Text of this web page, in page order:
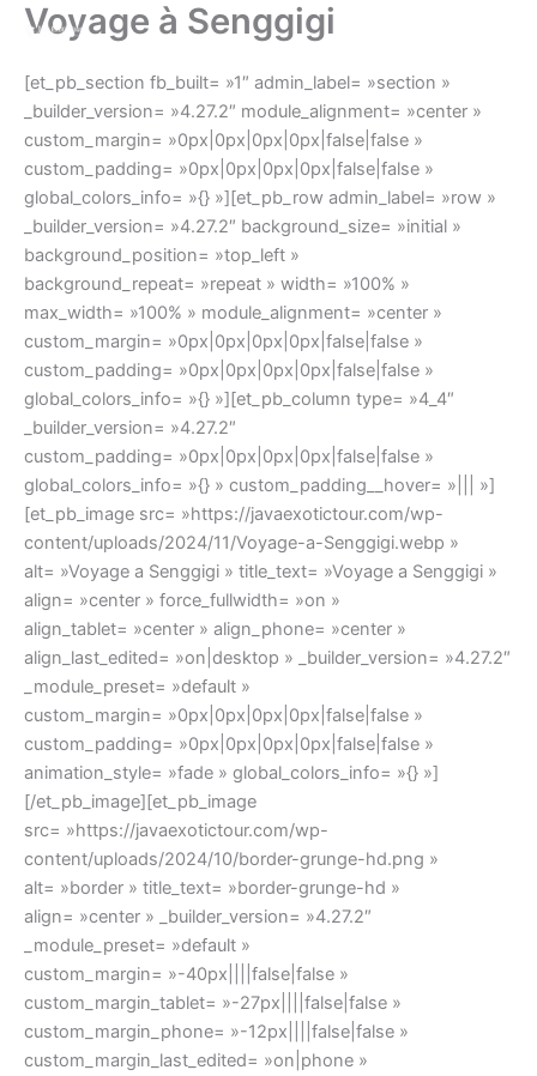
Skip
content
Voyage à Senggigi
[et_pb_section fb_built= »1″ admin_label= »section »
_builder_version= »4.27.2″ module_alignment= »center »
custom_margin= »0px|0px|0px|0px|false|false »
custom_padding= »0px|0px|0px|0px|false|false »
global_colors_info= »{} »][et_pb_row admin_label= »row »
_builder_version= »4.27.2″ background_size= »initial »
background_position= »top_left »
background_repeat= »repeat » width= »100% »
max_width= »100% » module_alignment= »center »
custom_margin= »0px|0px|0px|0px|false|false »
custom_padding= »0px|0px|0px|0px|false|false »
global_colors_info= »{} »][et_pb_column type= »4_4″
_builder_version= »4.27.2″
custom_padding= »0px|0px|0px|0px|false|false »
global_colors_info= »{} » custom_padding__hover= »||| »]
[et_pb_image src= »https://javaexotictour.com/wp-
content/uploads/2024/11/Voyage-a-Senggigi.webp »
alt= »Voyage a Senggigi » title_text= »Voyage a Senggigi »
align= »center » force_fullwidth= »on »
align_tablet= »center » align_phone= »center »
align_last_edited= »on|desktop » _builder_version= »4.27.2″
_module_preset= »default »
custom_margin= »0px|0px|0px|0px|false|false »
custom_padding= »0px|0px|0px|0px|false|false »
animation_style= »fade » global_colors_info= »{} »]
[/et_pb_image][et_pb_image
src= »https://javaexotictour.com/wp-
content/uploads/2024/10/border-grunge-hd.png »
alt= »border » title_text= »border-grunge-hd »
align= »center » _builder_version= »4.27.2″
_module_preset= »default »
custom_margin= »-40px||||false|false »
custom_margin_tablet= »-27px||||false|false »
custom_margin_phone= »-12px||||false|false »
custom_margin_last_edited= »on|phone »